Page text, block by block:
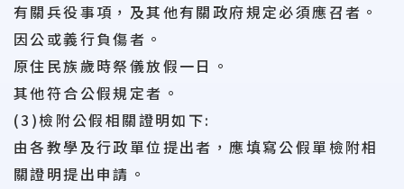
有關兵役事項，及其他有關政府規定必須應召者。
因公或義行負傷者。
原住民族歲時祭儀放假一日。
其他符合公假規定者。
(3)檢附公假相關證明如下:
由各教學及行政單位提出者，應填寫公假單檢附相
關證明提出申請。